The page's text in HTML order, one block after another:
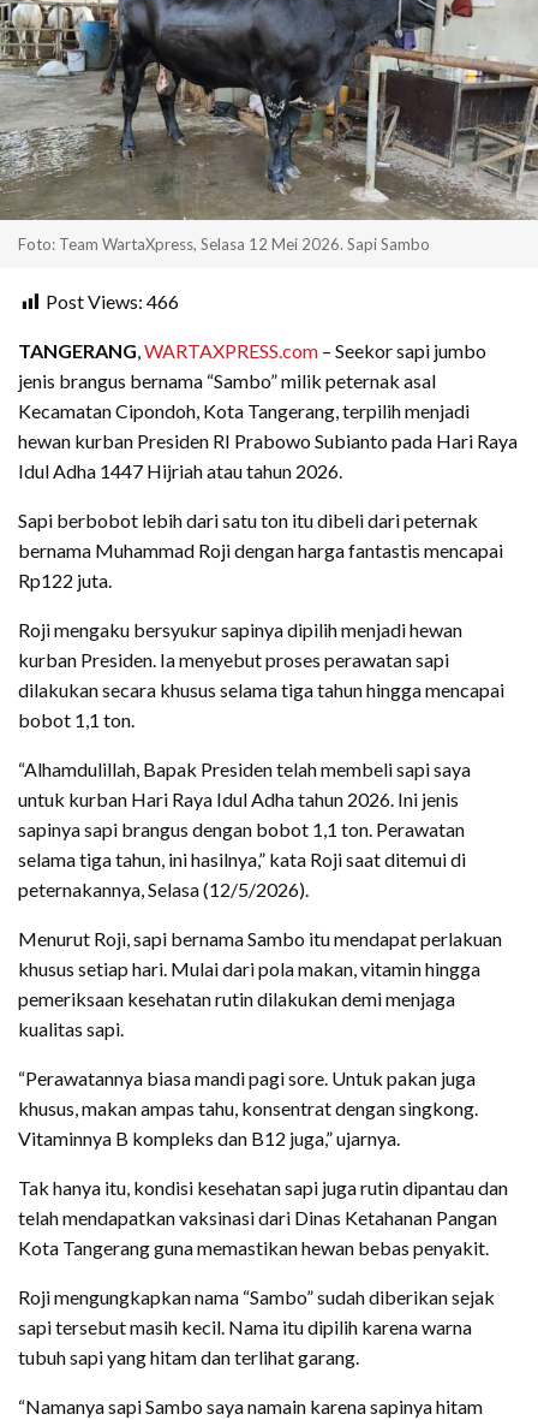
Foto: Team WartaXpress, Selasa 12 Mei 2026. Sapi Sambo
Post Views: 466
TANGERANG,WARTAXPRESS.com – Seekor sapi jumbo
jenis brangus bernama “Sambo” milik peternak asal
Kecamatan Cipondoh, Kota Tangerang, terpilih menjadi
hewan kurban Presiden RI Prabowo Subianto pada Hari Raya
Idul Adha 1447 Hijriah atau tahun 2026.
Sapi berbobot lebih dari satu ton itu dibeli dari peternak
bernama Muhammad Roji dengan harga fantastis mencapai
Rp122 juta.
Roji mengaku bersyukur sapinya dipilih menjadi hewan
kurban Presiden. Ia menyebut proses perawatan sapi
dilakukan secara khusus selama tiga tahun hingga mencapai
bobot 1,1 ton.
“Alhamdulillah, Bapak Presiden telah membeli sapi saya
untuk kurban Hari Raya Idul Adha tahun 2026. Ini jenis
sapinya sapi brangus dengan bobot 1,1 ton. Perawatan
selama tiga tahun, ini hasilnya,” kata Roji saat ditemui di
peternakannya, Selasa (12/5/2026).
Menurut Roji, sapi bernama Sambo itu mendapat perlakuan
khusus setiap hari. Mulai dari pola makan, vitamin hingga
pemeriksaan kesehatan rutin dilakukan demi menjaga
kualitas sapi.
“Perawatannya biasa mandi pagi sore. Untuk pakan juga
khusus, makan ampas tahu, konsentrat dengan singkong.
Vitaminnya B kompleks dan B12 juga,” ujarnya.
Tak hanya itu, kondisi kesehatan sapi juga rutin dipantau dan
telah mendapatkan vaksinasi dari Dinas Ketahanan Pangan
Kota Tangerang guna memastikan hewan bebas penyakit.
Roji mengungkapkan nama “Sambo” sudah diberikan sejak
sapi tersebut masih kecil. Nama itu dipilih karena warna
tubuh sapi yang hitam dan terlihat garang.
“Namanya sapi Sambo saya namain karena sapinya hitam